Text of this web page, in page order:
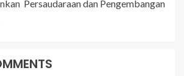
Persaudaraan dan Pengembangan